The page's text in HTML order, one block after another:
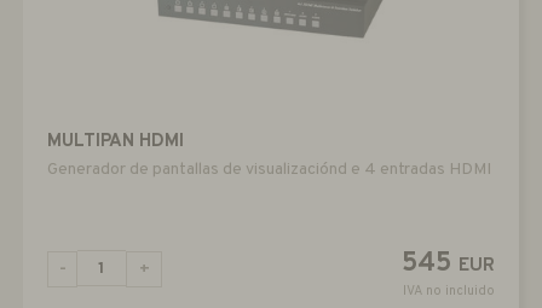
MULTIPAN HDMI
Generador de pantallas de visualizaciónd e 4 entradas HDMI
545 EUR
IVA no incluido
- +